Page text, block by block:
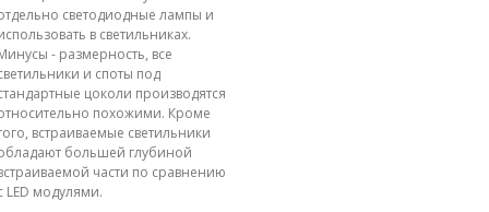
светодиодные лампы и
в светильниках.
- размерность, все
и споты под
цоколи производятся
похожими. Кроме
встраиваемые светильники
большей глубиной
части по сравнению
LED модулями.